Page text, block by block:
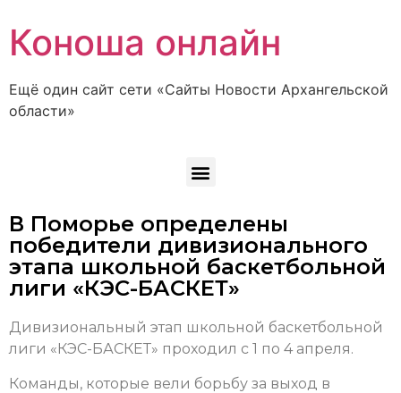
Коноша онлайн
Ещё один сайт сети «Сайты Новости Архангельской
области»
В Поморье определены
победители дивизионального
этапа школьной баскетбольной
лиги «КЭС-БАСКЕТ»
Дивизиональный этап школьной баскетбольной
лиги «КЭС-БАСКЕТ» проходил с 1 по 4 апреля.
Команды, которые вели борьбу за выход в